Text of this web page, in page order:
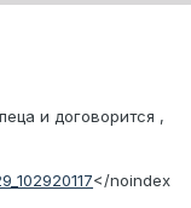
и договорится ,
</noindex